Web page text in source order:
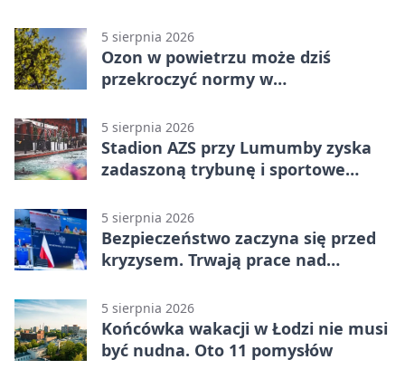
5 sierpnia 2026
Ozon w powietrzu może dziś
przekroczyć normy w
5 sierpnia 2026
Stadion AZS przy Lumumby zyska
zadaszoną trybunę i sportowe
5 sierpnia 2026
Bezpieczeństwo zaczyna się przed
kryzysem. Trwają prace nad
5 sierpnia 2026
Końcówka wakacji w Łodzi nie musi
być nudna. Oto 11 pomysłów